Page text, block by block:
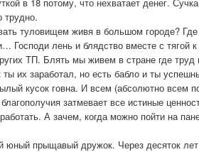
туловищем живя в большом городе?
Господи лень и блядство вместе с тягой
ТП. Блять мы живем в стране где труд
их заработал, но есть бабло и ты
кусок говна. И всем (абсолютно всем
затмевает все истиные
А зачем, когда можно пойти на
юный прыщавый дружок. Через десяток